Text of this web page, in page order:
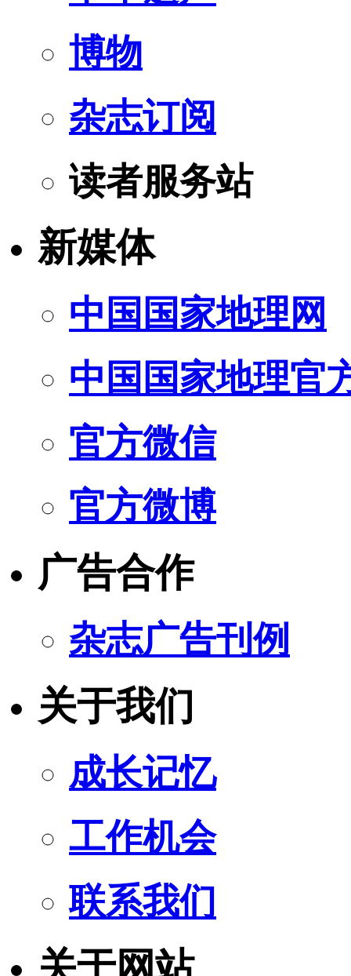
博物
杂志订阅
读者服务站
新媒体
中国国家地理网
中国国家地理官
官方微信
官方微博
广告合作
杂志广告刊例
关于我们
成长记忆
工作机会
联系我们